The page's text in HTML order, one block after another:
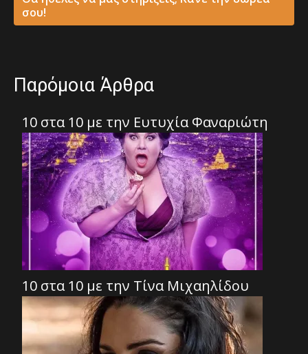
σου!
Παρόμοια Άρθρα
10 στα 10 με την Ευτυχία Φαναριώτη
10 στα 10 με την Τίνα Μιχαηλίδου